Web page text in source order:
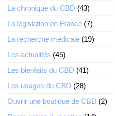
La chronique du CBD (43)
La législation en France (7)
La recherche médicale (19)
Les actualités (45)
Les bienfaits du CBD (41)
Les usages du CBD (28)
Ouvrir une boutique de CBD (2)